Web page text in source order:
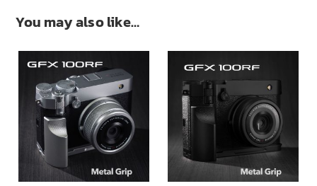
You may also like…